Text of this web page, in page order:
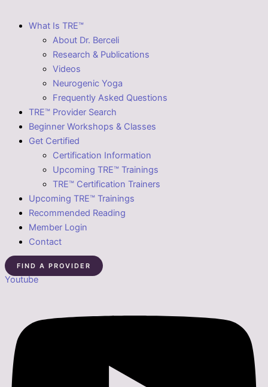
What Is TRE™
About Dr. Berceli
Research & Publications
Videos
Neurogenic Yoga
Frequently Asked Questions
TRE™ Provider Search
Beginner Workshops & Classes
Get Certified
Certification Information
Upcoming TRE™ Trainings
TRE™ Certification Trainers
Upcoming TRE™ Trainings
Recommended Reading
Member Login
Contact
FIND A PROVIDER
Youtube